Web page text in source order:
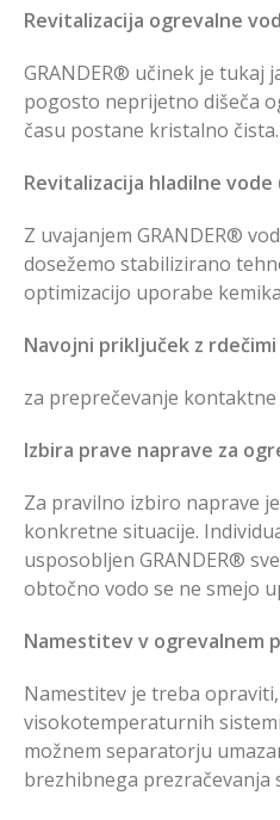
Revitalizacija ogrevalne
GRANDER® učinek je tukaj
pogosto neprijetno dišeča
času postane kristalno čista.
Revitalizacija hladilne
Z uvajanjem GRANDER®
dosežemo stabilizirano
optimizacijo uporabe
Navojni priključek z
za preprečevanje
Izbira prave naprave za
Za pravilno izbiro naprave
konkretne situacije.
usposobljen GRANDER®
obtočno vodo se ne smejo
Namestitev v ogrevalnem
Namestitev je treba
visokotemperaturnih
možnem separatorju
brezhibnega prezračevanja